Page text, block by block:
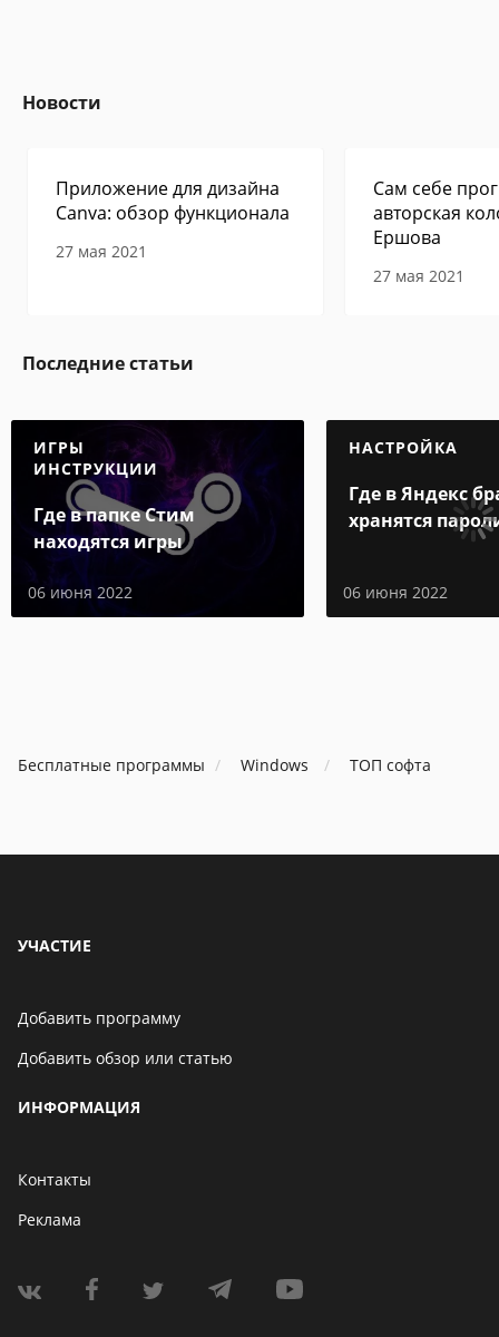
Новости
Приложение для дизайна
Canva: обзор функционала
27 мая 2021
Сам себе
авторская
Ершова
27 мая 2021
Последние статьи
ИГРЫ
ИНСТРУКЦИИ
Где в папке Стим
находятся игры
06 июня 2022
НАСТРОЙКА
Где в Яндекс
хранятся
06 июня 2022
Бесплатные программы Windows ТОП софта
УЧАСТИЕ
Добавить программу
Добавить обзор или статью
ИНФОРМАЦИЯ
Контакты
Реклама